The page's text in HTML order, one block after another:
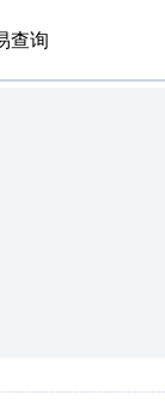
查询